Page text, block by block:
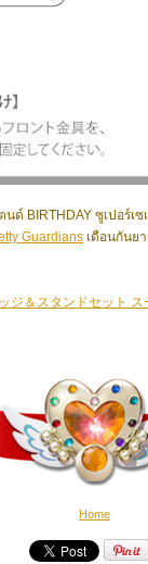
BIRTHDAY ซูเปอร์เซ
Guardians เดือนกันย
ジ＆スタンドセット
Home